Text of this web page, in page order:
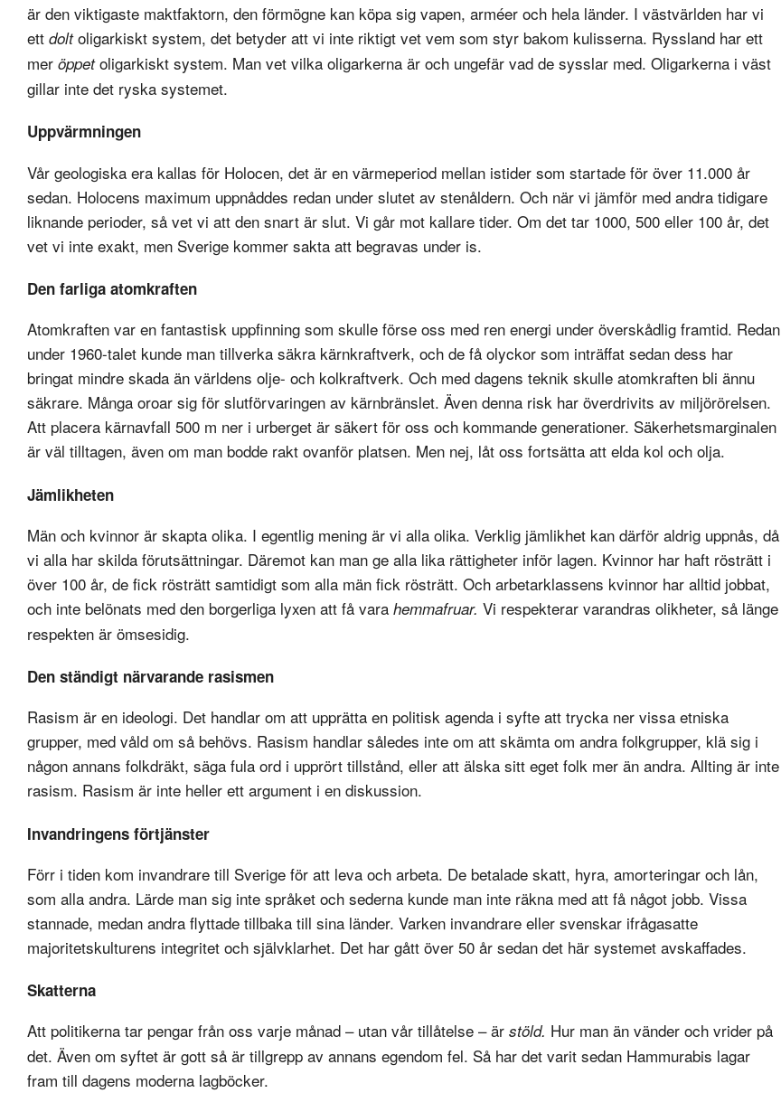
är den viktigaste maktfaktorn, den förmögne kan köpa sig vapen, arméer och hela länder. I västvärlden har vi
ett doltoligarkiskt system, det betyder att vi inte riktigt vet vem som styr bakom kulisserna. Ryssland har ett
mer öppetoligarkiskt system. Man vet vilka oligarkerna är och ungefär vad de sysslar med. Oligarkerna i väst
gillar inte det ryska systemet.
Uppvärmningen
Vår geologiska era kallas för Holocen, det är en värmeperiod mellan istider som startade för över 11.000 år
sedan. Holocens maximum uppnåddes redan under slutet av stenåldern. Och när vi jämför med andra tidigare
liknande perioder, så vet vi att den snart är slut. Vi går mot kallare tider. Om det tar 1000, 500 eller 100 år, det
vet vi inte exakt, men Sverige kommer sakta att begravas under is.
Den farliga atomkraften
Atomkraften var en fantastisk uppfinning som skulle förse oss med ren energi under överskådlig framtid. Redan
under 1960-talet kunde man tillverka säkra kärnkraftverk, och de få olyckor som inträffat sedan dess har
bringat mindre skada än världens olje- och kolkraftverk. Och med dagens teknik skulle atomkraften bli ännu
säkrare. Många oroar sig för slutförvaringen av kärnbränslet. Även denna risk har överdrivits av miljörörelsen.
Att placera kärnavfall 500 m ner i urberget är säkert för oss och kommande generationer. Säkerhetsmarginalen
är väl tilltagen, även om man bodde rakt ovanför platsen. Men nej, låt oss fortsätta att elda kol och olja.
Jämlikheten
Män och kvinnor är skapta olika. I egentlig mening är vi alla olika. Verklig jämlikhet kan därför aldrig uppnås, då
vi alla har skilda förutsättningar. Däremot kan man ge alla lika rättigheter inför lagen. Kvinnor har haft rösträtt i
över 100 år, de fick rösträtt samtidigt som alla män fick rösträtt. Och arbetarklassens kvinnor har alltid jobbat,
och inte belönats med den borgerliga lyxen att få vara hemmafruar. Vi respekterar varandras olikheter, så länge
respekten är ömsesidig.
Den ständigt närvarande rasismen
Rasism är en ideologi. Det handlar om att upprätta en politisk agenda i syfte att trycka ner vissa etniska
grupper, med våld om så behövs. Rasism handlar således inte om att skämta om andra folkgrupper, klä sig i
någon annans folkdräkt, säga fula ord i upprört tillstånd, eller att älska sitt eget folk mer än andra. Allting är inte
rasism. Rasism är inte heller ett argument i en diskussion.
Invandringens förtjänster
Förr i tiden kom invandrare till Sverige för att leva och arbeta. De betalade skatt, hyra, amorteringar och lån,
som alla andra. Lärde man sig inte språket och sederna kunde man inte räkna med att få något jobb. Vissa
stannade, medan andra flyttade tillbaka till sina länder. Varken invandrare eller svenskar ifrågasatte
majoritetskulturens integritet och självklarhet. Det har gått över 50 år sedan det här systemet avskaffades.
Skatterna
Att politikerna tar pengar från oss varje månad – utan vår tillåtelse – är stöld. Hur man än vänder och vrider på
det. Även om syftet är gott så är tillgrepp av annans egendom fel. Så har det varit sedan Hammurabis lagar
fram till dagens moderna lagböcker.